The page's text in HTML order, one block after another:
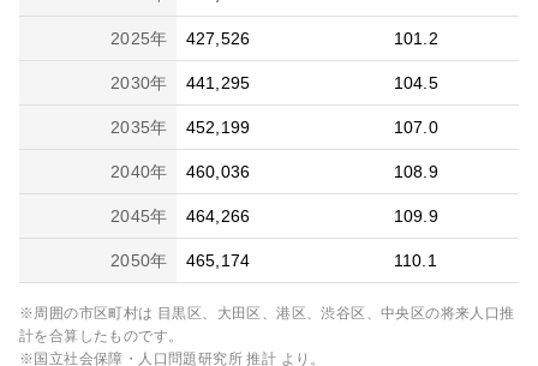
2025年 427,526 101.2
2030年 441,295 104.5
2035年 452,199 107.0
2040年 460,036 108.9
2045年 464,266 109.9
2050年 465,174 110.1
※周囲の市区町村は 目黒区、大田区、港区、渋谷区、中央区の将来人口推
計を合算したものです。
※国立社会保障・人口問題研究所 推計 より。